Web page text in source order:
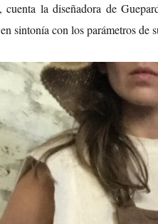
cuenta la diseñadora de
sintonía con los parámetros de